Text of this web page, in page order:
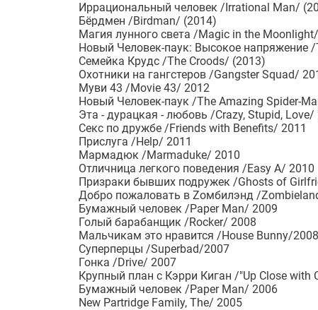
Иррациональный человек /Irrational Man/
Бёрдмен /Birdman/ (2014)
Магия лунного света /Magic in the
Новый Человек-паук: Высокое напряжение
Семейка Крудс /The Croods/ (2013)
Охотники на гангстеров /Gangster Squad/
Муви 43 /Movie 43/ 2012
Новый Человек-паук /The Amazing Spider-
Эта - дурацкая - любовь /Crazy, Stupid, Love/
Секс по дружбе /Friends with Benefits/ 2011
Прислуга /Help/ 2011
Мармадюк /Marmaduke/ 2010
Отличница легкого поведения /Easy A/ 2010
Призраки бывших подружек /Ghosts of
Добро пожаловать в Zомбилэнд /
Бумажный человек /Paper Man/ 2009
Голый барабанщик /Rocker/ 2008
Мальчикам это нравится /House Bunny/2008
Суперперцы /Superbad/2007
Гонка /Drive/ 2007
Крупный план с Кэрри Киган /"Up Close with
Бумажный человек /Paper Man/ 2006
New Partridge Family, The/ 2005